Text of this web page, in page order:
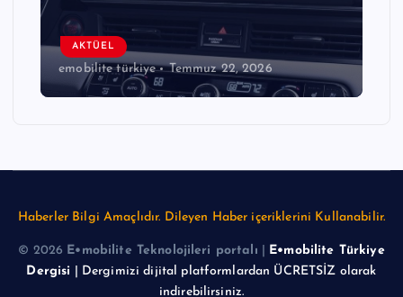
AKTÜEL
emobilite türkiye Temmuz 22, 2026
Haberler Bilgi Amaçlıdır. Dileyen Haber içeriklerini Kullanabilir.
© 2026 E•mobilite Teknolojileri portalı
E•mobilite Türkiye
Dergisi | Dergimizi dijital platformlardan ÜCRETSİZ olarak
indirebilirsiniz.